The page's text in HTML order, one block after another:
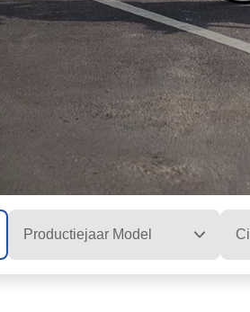
Productiejaar Model